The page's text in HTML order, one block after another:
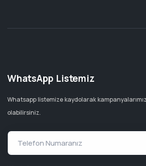
WhatsApp Listemiz
Whatsapp listemize kaydolarak
olabilirsiniz.